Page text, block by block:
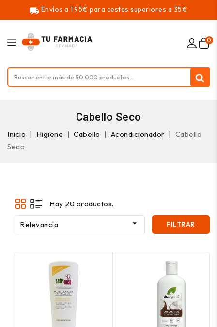
local_shipping Envíos a 1,95€ para cestas superiores a 35€
0
Cabello Seco
Inicio Higiene Cabello Acondicionador
Cabello
Seco
Hay 20 productos.
Relevancia  FILTRAR